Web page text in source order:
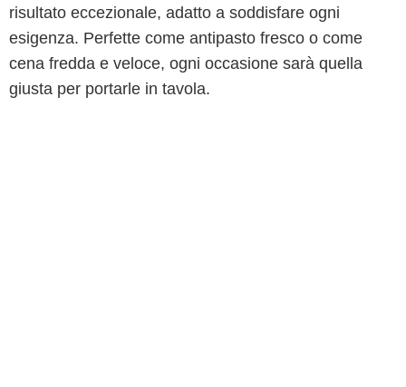
risultato eccezionale, adatto a soddisfare ogni
esigenza. Perfette come antipasto fresco o come
cena fredda e veloce, ogni occasione sarà quella
giusta per portarle in tavola.